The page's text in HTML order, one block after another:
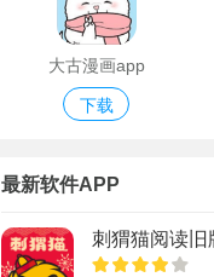
大古漫画app
下载
最新软件APP
刺猬猫阅读旧